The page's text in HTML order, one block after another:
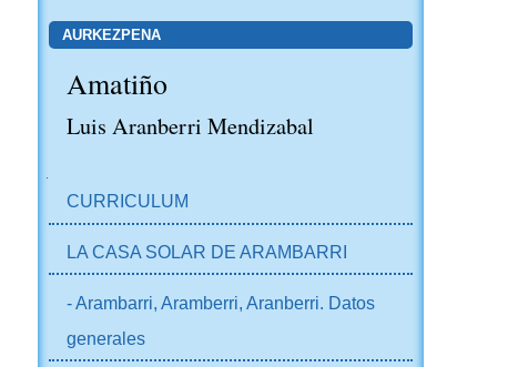
AURKEZPENA
Amatiño
Luis Aranberri Mendizabal
CURRICULUM
LA CASA SOLAR DE ARAMBARRI
- Arambarri, Aramberri, Aranberri. Datos
generales